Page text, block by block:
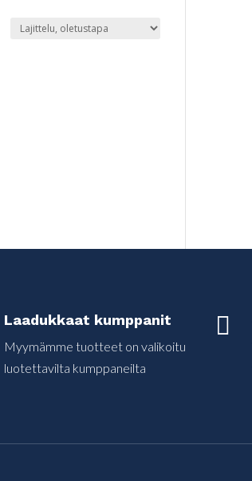
Laadukkaat kumppanit
Myymämme tuotteet on valikoitu
luotettavilta kumppaneilta
